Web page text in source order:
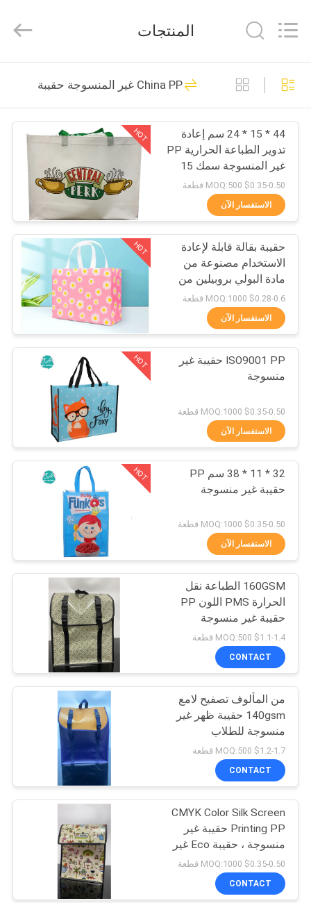
الصفحة
الرئيسية
منتجات
معلومات
جولة
المعمل
مراقبة
الجودة
اتصل
أخبار
اطلب
اقتباس
خريطة
الموقع
PRIVACY
POLICY
Material
Rights
تسوق حمل الحقائب
32
أكياس حمل قماش
غير منسوج
28
أكياس الورق
11
أكياس التسوق الورقية
المطبوعة
6
PP غير المنسوجة
حقيبة
27
ملصق ورق حائط PVC
7
المنتجات
China PP غير المنسوجة حقيبة
HOT
44 * 15 * 24 سم إعادة
تدوير الطباعة الحرارية PP
غير المنسوجة سمك 15
سم
$0.35-0.50 MOQ:500 قطعة
الاستفسار الآن
HOT
حقيبة بقالة قابلة لإعادة
الاستخدام مصنوعة من
مادة البولي بروبيلين من
بانتون
$0.28-0.6 MOQ:1000 قطعة
الاستفسار الآن
HOT
ISO9001 PP حقيبة غير
منسوجة
$0.35-0.50 MOQ:1000 قطعة
الاستفسار الآن
HOT
32 * 11 * 38 سم PP
حقيبة غير منسوجة
$0.35-0.50 MOQ:1000 قطعة
الاستفسار الآن
160GSM الطباعة نقل
الحرارة PMS اللون PP
حقيبة غير منسوجة
$1.1-1.4 MOQ:500 قطعة
CONTACT
من المألوف تصفيح لامع
140gsm حقيبة ظهر غير
منسوجة للطلاب
$1.2-1.7 MOQ:500 قطعة
CONTACT
CMYK Color Silk Screen
Printing PP حقيبة غير
منسوجة ، حقيبة Eco غير
منسوجة
$0.35-0.50 MOQ:1000 قطعة
CONTACT